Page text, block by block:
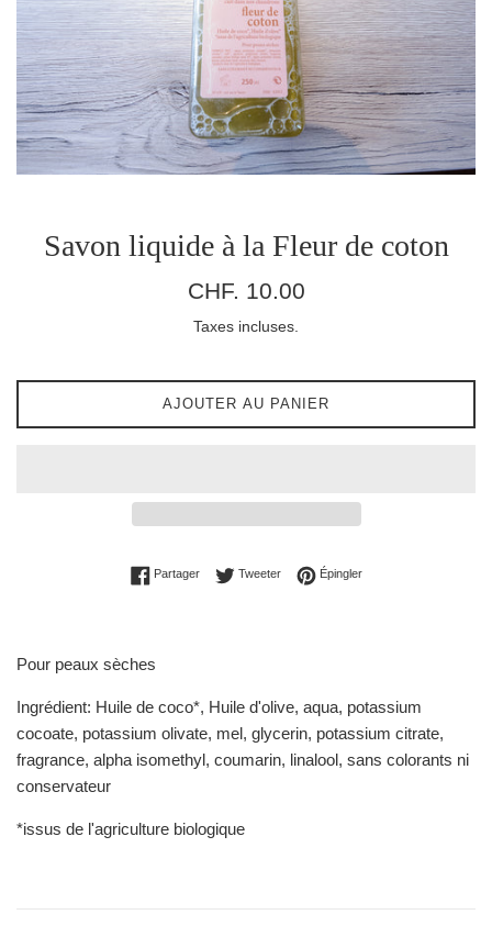
Savon liquide à la Fleur de coton
Prix
CHF. 10.00
Taxes incluses.
AJOUTER AU PANIER
PartagerPartager sur Facebook
TweeterTweeter sur Twitter
ÉpinglerÉpingler sur Pinterest
Pour peaux sèches
Ingrédient: Huile de coco*, Huile d'olive, aqua, potassium
cocoate, potassium olivate, mel, glycerin, potassium citrate,
fragrance, alpha isomethyl, coumarin, linalool, sans colorants ni
conservateur
*issus de l'agriculture biologique